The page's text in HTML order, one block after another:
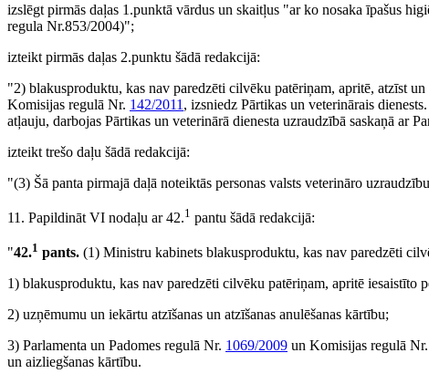
izslēgt pirmās daļas 1.punktā vārdus un skaitļus "ar ko nosaka īpašus
regula Nr.853/2004)";
izteikt pirmās daļas 2.punktu šādā redakcijā:
"2) blakusproduktu, kas nav paredzēti cilvēku patēriņam, apritē, atzīst
Komisijas regulā Nr. 142/2011 , izsniedz Pārtikas un veterinārais
atļauju, darbojas Pārtikas un veterinārā dienesta uzraudzībā saskaņā ar
izteikt trešo daļu šādā redakcijā:
"(3) Šā panta pirmajā daļā noteiktās personas valsts veterināro
11. Papildināt VI nodaļu ar 42.1 pantu šādā redakcijā:
"42.1 pants. (1) Ministru kabinets blakusproduktu, kas nav paredzēti
1) blakusproduktu, kas nav paredzēti cilvēku patēriņam, apritē iesaistīto
2) uzņēmumu un iekārtu atzīšanas un atzīšanas anulēšanas kārtību;
3) Parlamenta un Padomes regulā Nr. 1069/2009 un Komisijas regulā Nr.
un aizliegšanas kārtību.